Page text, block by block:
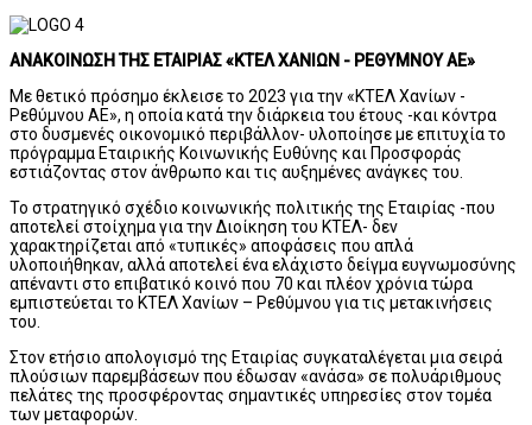
ΑΝΑΚΟΙΝΩΣΗ ΤΗΣ ΕΤΑΙΡΙΑΣ «ΚΤΕΛ ΧΑΝΙΩΝ - ΡΕΘΥΜΝΟΥ ΑΕ»
Με θετικό πρόσημο έκλεισε το 2023 για την «ΚΤΕΛ Χανίων -
Ρεθύμνου ΑΕ», η οποία κατά την διάρκεια του έτους -και κόντρα
στο δυσμενές οικονομικό περιβάλλον- υλοποίησε με επιτυχία το
πρόγραμμα Εταιρικής Κοινωνικής Ευθύνης και Προσφοράς
εστιάζοντας στον άνθρωπο και τις αυξημένες ανάγκες του.
Το στρατηγικό σχέδιο κοινωνικής πολιτικής της Εταιρίας -που
αποτελεί στοίχημα για την Διοίκηση του ΚΤΕΛ- δεν
χαρακτηρίζεται από «τυπικές» αποφάσεις που απλά
υλοποιήθηκαν, αλλά αποτελεί ένα ελάχιστο δείγμα ευγνωμοσύνης
απέναντι στο επιβατικό κοινό που 70 και πλέον χρόνια τώρα
εμπιστεύεται το ΚΤΕΛ Χανίων – Ρεθύμνου για τις μετακινήσεις
του.
Στον ετήσιο απολογισμό της Εταιρίας συγκαταλέγεται μια σειρά
πλούσιων παρεμβάσεων που έδωσαν «ανάσα» σε πολυάριθμους
πελάτες της προσφέροντας σημαντικές υπηρεσίες στον τομέα
των μεταφορών.